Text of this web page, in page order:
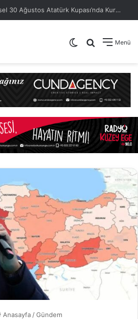
Ayvalık’ta Geleneksel 30 Ağustos Atatürk Kupası’nda Kura Heyecanı Yaşandı
Menü
Arama yap
Dış görünümü
Anasayfa / Gündem